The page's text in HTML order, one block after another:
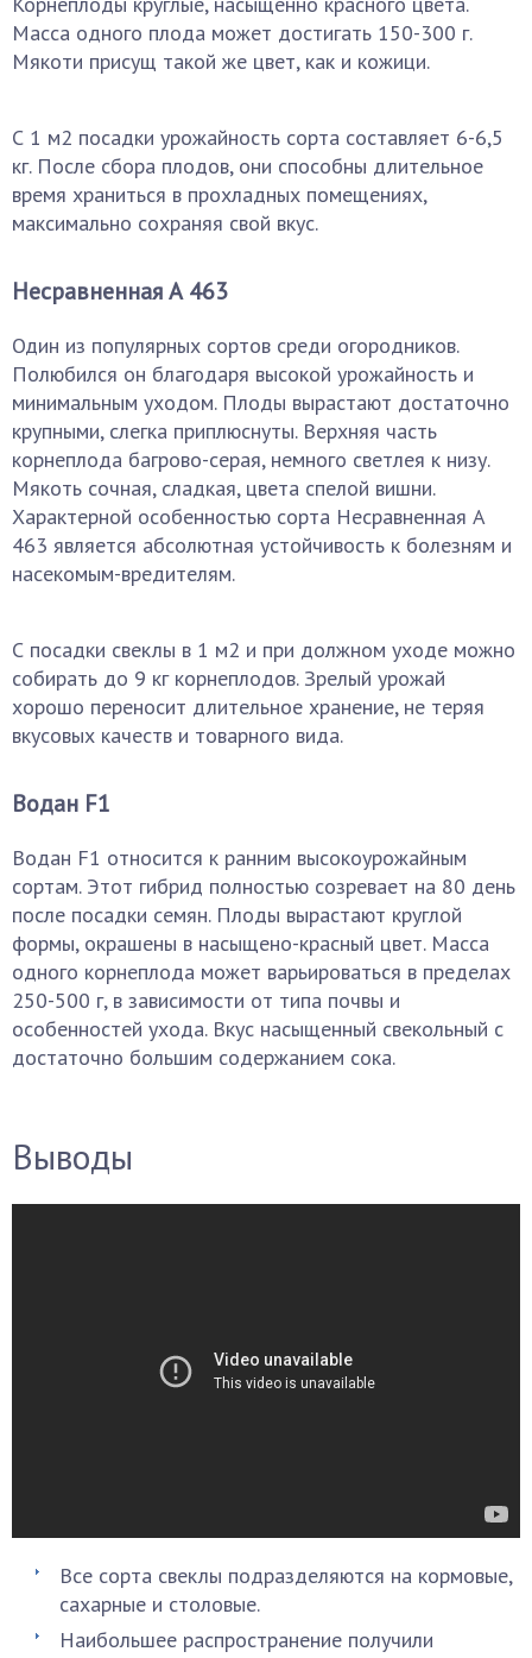
Масса одного плода может достигать 150-300 г.
Мякоти присущ такой же цвет, как и кожици.
С 1 м2 посадки урожайность сорта составляет 6-6,5
кг. После сбора плодов, они способны длительное
время храниться в прохладных помещениях,
максимально сохраняя свой вкус.
Несравненная А 463
Один из популярных сортов среди огородников.
Полюбился он благодаря высокой урожайность и
минимальным уходом. Плоды вырастают достаточно
крупными, слегка приплюснуты. Верхняя часть
корнеплода багрово-серая, немного светлея к низу.
Мякоть сочная, сладкая, цвета спелой вишни.
Характерной особенностью сорта Несравненная А
463 является абсолютная устойчивость к болезням и
насекомым-вредителям.
С посадки свеклы в 1 м2 и при должном уходе можно
собирать до 9 кг корнеплодов. Зрелый урожай
хорошо переносит длительное хранение, не теряя
вкусовых качеств и товарного вида.
Водан F1
Водан F1 относится к ранним высокоурожайным
сортам. Этот гибрид полностью созревает на 80 день
после посадки семян. Плоды вырастают круглой
формы, окрашены в насыщено-красный цвет. Масса
одного корнеплода может варьироваться в пределах
250-500 г, в зависимости от типа почвы и
особенностей ухода. Вкус насыщенный свекольный с
достаточно большим содержанием сока.
Выводы
Все сорта свеклы подразделяются на кормовые,
сахарные и столовые.
Наибольшее распространение получили